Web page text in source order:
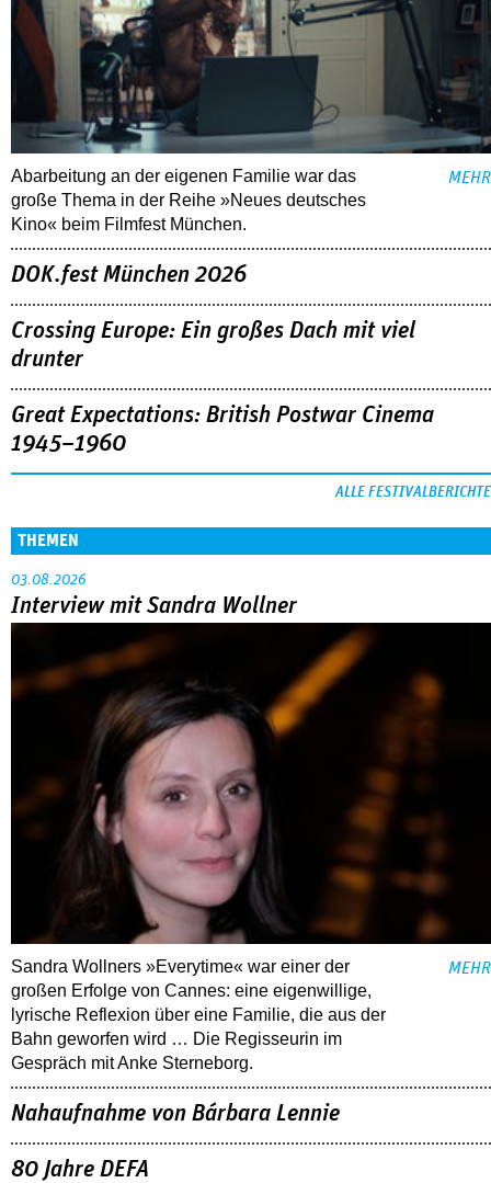
Abarbeitung an der eigenen Familie war das
große Thema in der Reihe »Neues deutsches
Kino« beim Filmfest München.
MEHR
DOK.fest München 2026
Crossing Europe: Ein großes Dach mit viel
drunter
Great Expectations: British Postwar Cinema
1945–1960
ALLE FESTIVALBERICHTE
THEMEN
03.08.2026
Interview mit Sandra Wollner
Sandra Wollners »Everytime« war einer der
großen Erfolge von Cannes: eine eigenwillige,
lyrische Reflexion über eine ­Familie, die aus der
Bahn geworfen wird … Die Regisseurin im
Gespräch mit Anke Sterneborg.
MEHR
Nahaufnahme von Bárbara Lennie
80 Jahre DEFA